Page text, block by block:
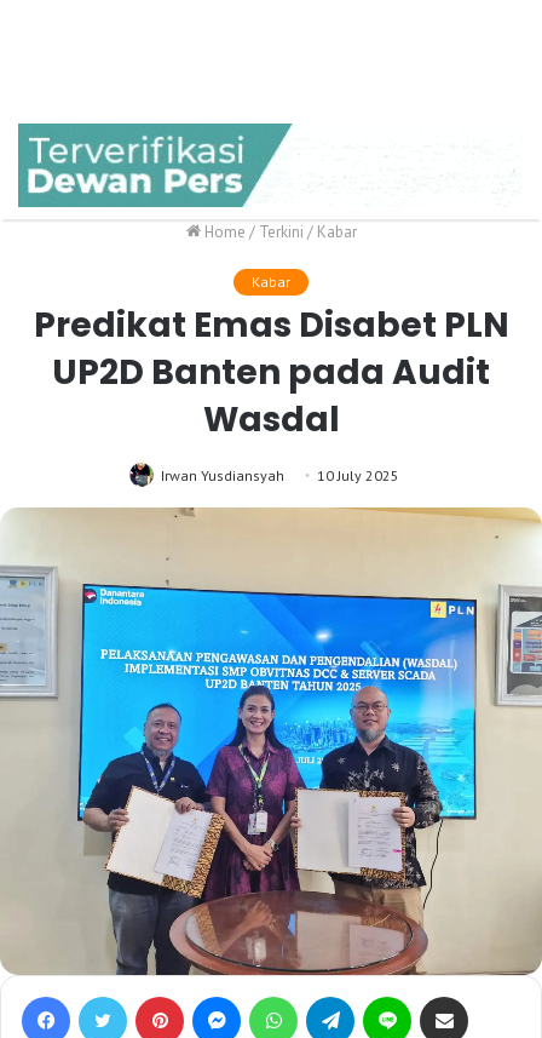
Home / Terkini / Kabar
Kabar
Predikat Emas Disabet PLN
UP2D Banten pada Audit
Wasdal
Irwan Yusdiansyah 10 July 2025